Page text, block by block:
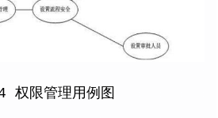
权限管理用例图